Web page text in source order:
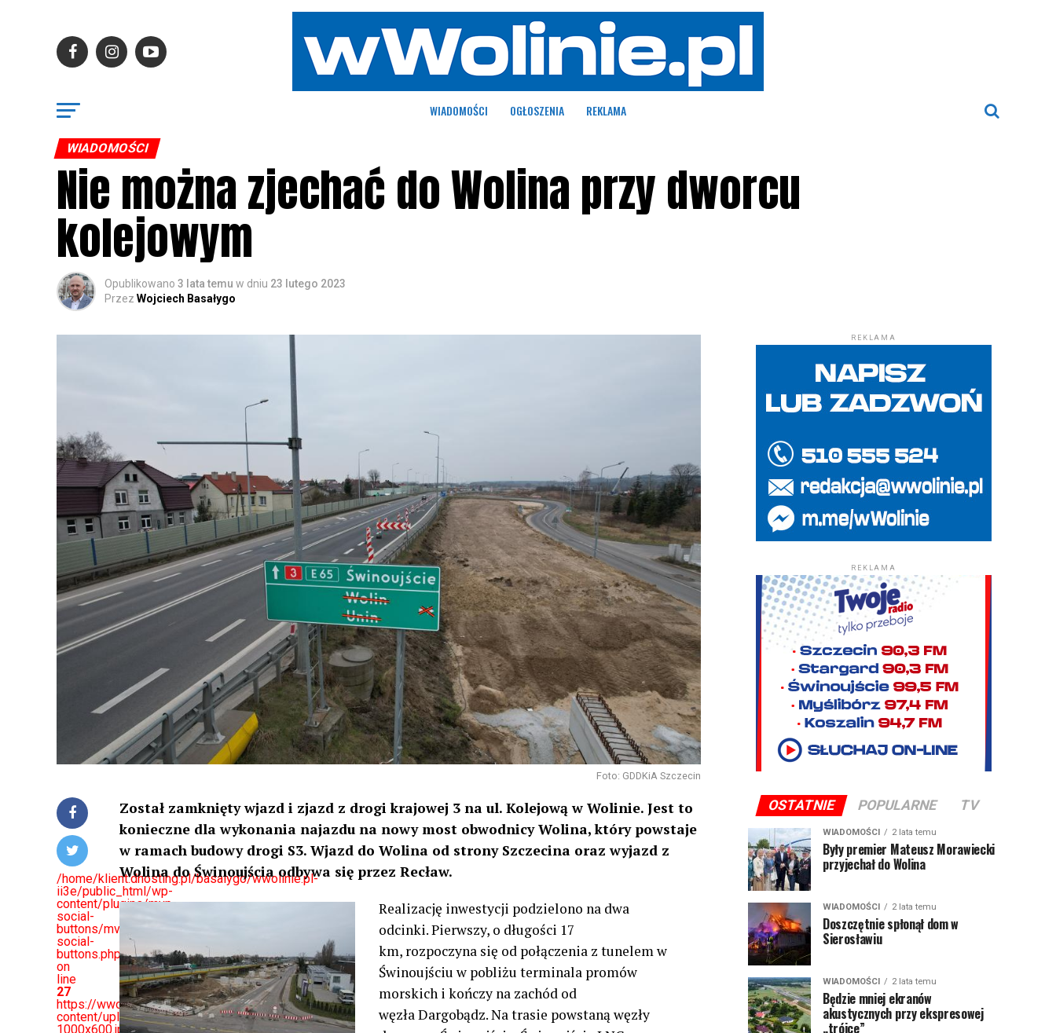
WIADOMOŚCI OGŁOSZENIA REKLAMA
WIADOMOŚCI
Nie można zjechać do Wolina przy dworcu
kolejowym
Opublikowano 3 lata temu w dniu 23 lutego 2023
Przez Wojciech Basałygo
Foto: GDDKiA Szczecin
/home/klient.dhosting.pl/basalygo/wwolinie.pl-
ii3e/public_html/wp-
content/plugins/mvp-
social-
buttons/mvp-
social-
buttons.php
on
line
27
https://wwolinie.pl/wp-
content/uploads/2023/02/Fppr_e0X0AI6qjt-
1000x600.jpeg&description=Nie
Został zamknięty wjazd i zjazd z drogi krajowej 3 na ul. Kolejową w Wolinie. Jest to
konieczne dla wykonania najazdu na nowy most obwodnicy Wolina, który powstaje
w ramach budowy drogi S3. Wjazd do Wolina od strony Szczecina oraz wyjazd z
Wolina do Świnoujścia odbywa się przez Recław.
Realizację inwestycji podzielono na dwa
odcinki. Pierwszy, o długości 17
km, rozpoczyna się od połączenia z tunelem w
Świnoujściu w pobliżu terminala promów
morskich i kończy na zachód od
węzła Dargobądz. Na trasie powstaną węzły
REKLAMA
REKLAMA
OSTATNIE POPULARNE TV
WIADOMOŚCI 2 lata temu
Były premier Mateusz Morawiecki
przyjechał do Wolina
WIADOMOŚCI 2 lata temu
Doszczętnie spłonął dom w
Sierosławiu
WIADOMOŚCI 2 lata temu
Będzie mniej ekranów
akustycznych przy ekspresowej
„trójce”